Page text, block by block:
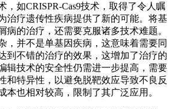
，如CRISPR-Cas9技术，取得了令人瞩
治疗遗传性疾病提供了新的可能。将基
病的治疗，还需要克服诸多技术难题。
，并不是单基因疾病，这意味着需要同
到不错的治疗的效果，这增加了治疗的
辑技术的安全性仍需进一步提高，需要
和特异性，以避免脱靶效应导致不良反
本也相对较高，限制了其广泛应用。